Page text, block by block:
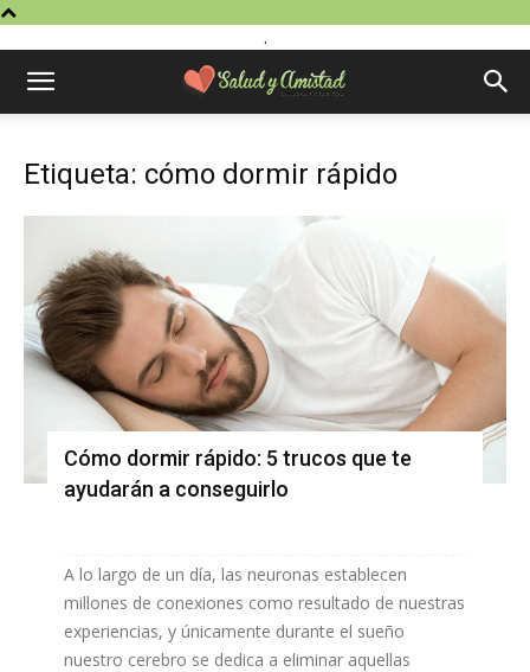
.
Etiqueta: cómo dormir rápido
Cómo dormir rápido: 5 trucos que te
ayudarán a conseguirlo
A lo largo de un día, las neuronas establecen
millones de conexiones como resultado de nuestras
experiencias, y únicamente durante el sueño
nuestro cerebro se dedica a eliminar aquellas